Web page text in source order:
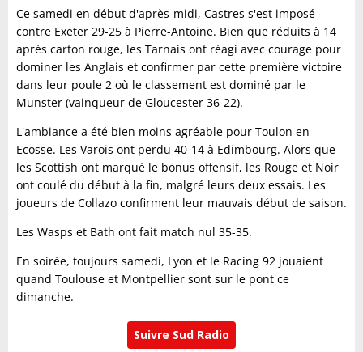
Ce samedi en début d'après-midi, Castres s'est imposé
contre Exeter 29-25 à Pierre-Antoine. Bien que réduits à 14
après carton rouge, les Tarnais ont réagi avec courage pour
dominer les Anglais et confirmer par cette première victoire
dans leur poule 2 où le classement est dominé par le
Munster (vainqueur de Gloucester 36-22).
L'ambiance a été bien moins agréable pour Toulon en
Ecosse. Les Varois ont perdu 40-14 à Edimbourg. Alors que
les Scottish ont marqué le bonus offensif, les Rouge et Noir
ont coulé du début à la fin, malgré leurs deux essais. Les
joueurs de Collazo confirment leur mauvais début de saison.
Les Wasps et Bath ont fait match nul 35-35.
En soirée, toujours samedi, Lyon et le Racing 92 jouaient
quand Toulouse et Montpellier sont sur le pont ce
dimanche.
Suivre Sud Radio